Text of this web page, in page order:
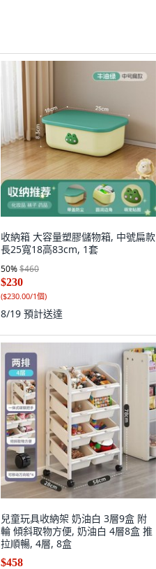
收納箱 大容量塑膠儲物箱, 中號扁款
長25寬18高83cm, 1套
50%$460
$230
($230.00/1個)
8/19 預計送達
兒童玩具收納架 奶油白 3層9盒 附
輪 傾斜取物方便, 奶油白 4層8盒 推
拉順暢, 4層, 8盒
$458